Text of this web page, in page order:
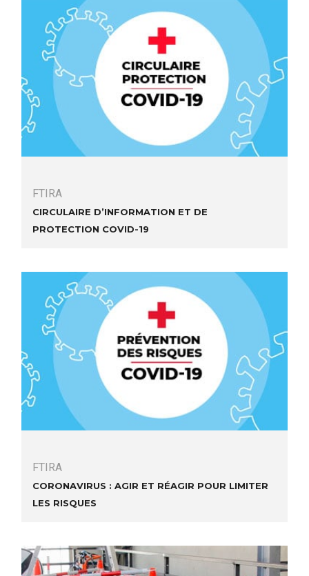
FTIRA
Circulaire d’information et de
protection COVID-19
FTIRA
Coronavirus : agir et réagir pour limiter
les risques